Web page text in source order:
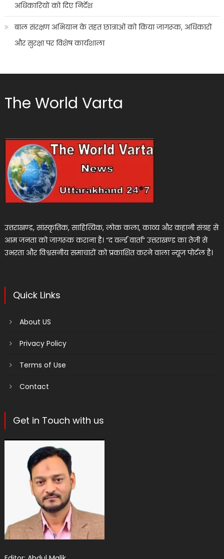
अधिकारियों को दिए निर्देश
बाल संरक्षण अभियान के तहत छात्राओं को किया जागरूक, अधिकारों
और सुरक्षा पर विशेष कार्यशाला
The World Varta
उत्तराखण्ड, सांस्कृतिक, साहित्यिक, लोक कला, काव्य और कहानी संग्रह से
आम जनता को जागरूक कराना है। “द वर्ल्ड वार्ता” उत्तराखण्ड का तेजी से
उभरता और विश्वसनीय समाचारों को प्रकाशित करने वाला न्यूज पोर्टल है।
Quick Links
About US
Privacy Policy
Terms of Use
Contact
Get in Touch with us